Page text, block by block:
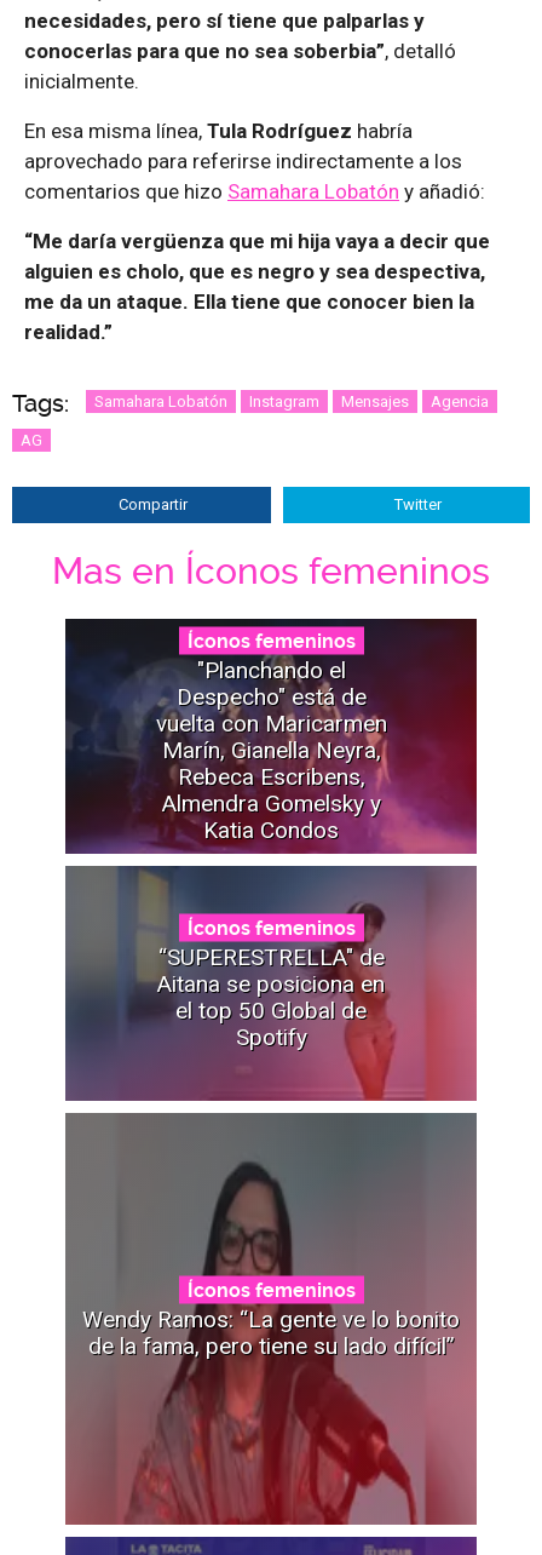
necesidades, pero sí tiene que palparlas y
conocerlas para que no sea soberbia”, detalló
inicialmente.
En esa misma línea, Tula Rodríguez habría
aprovechado para referirse indirectamente a los
comentarios que hizo Samahara Lobatón y añadió:
“Me daría vergüenza que mi hija vaya a decir que
alguien es cholo, que es negro y sea despectiva,
me da un ataque. Ella tiene que conocer bien la
realidad.”
Tags: Samahara Lobatón Instagram Mensajes Agencia
AG
Compartir Twitter
Mas en Íconos femeninos
Íconos femeninos
"Planchando el
Despecho" está de
vuelta con Maricarmen
Marín, Gianella Neyra,
Rebeca Escribens,
Almendra Gomelsky y
Katia Condos
Íconos femeninos
“SUPERESTRELLA" de
Aitana se posiciona en
el top 50 Global de
Spotify
Íconos femeninos
Wendy Ramos: “La gente ve lo bonito
de la fama, pero tiene su lado difícil”